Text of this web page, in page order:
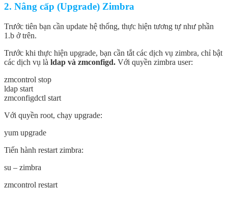
2. Nâng cấp (Upgrade) Zimbra
Trước tiên bạn cần update hệ thống, thực hiện tương tự như phần
1.b ở trên.
Trước khi thực hiện upgrade, bạn cần tắt các dịch vụ zimbra, chỉ bật
các dịch vụ là ldap và zmconfigd. Với quyền zimbra user:
zmcontrol stop
ldap start
zmconfigdctl start
Với quyền root, chạy upgrade:
yum upgrade
Tiến hành restart zimbra:
su – zimbra
zmcontrol restart